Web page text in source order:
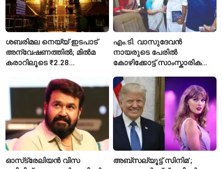
ശബരിമല നെയ്യ് ഇടപാട്
അന്വേഷണത്തിൽ; മിൽമ
കരാറിലൂടെ ₹2.28
എഫ്ഐആർ
എം.ടി. വാസുദേവൻ
നായരുടെ പേരിൽ
കോഴിക്കോട്ട് സാംസ്കാരിക
പ്രവർത്തനങ്ങൾക്ക് ₹50
കോടി
ഓസ്‌ട്രേലിയൻ വിസ
അബ്സല്യൂട്ട് സിനിമ’;